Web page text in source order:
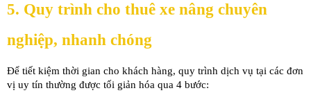
5. Quy trình cho thuê xe nâng chuyên
nghiệp, nhanh chóng
Để tiết kiệm thời gian cho khách hàng, quy trình dịch vụ tại các đơn
vị uy tín thường được tối giản hóa qua 4 bước: